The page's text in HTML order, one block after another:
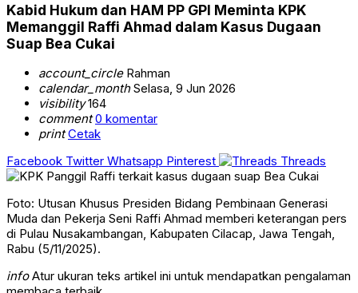
Kabid Hukum dan HAM PP GPI Meminta KPK
Memanggil Raffi Ahmad dalam Kasus Dugaan
Suap Bea Cukai
account_circleRahman
calendar_monthSelasa, 9 Jun 2026
visibility164
comment 0 komentar
print Cetak
Facebook Twitter Whatsapp Pinterest Threads
Foto: Utusan Khusus Presiden Bidang Pembinaan Generasi
Muda dan Pekerja Seni Raffi Ahmad memberi keterangan pers
di Pulau Nusakambangan, Kabupaten Cilacap, Jawa Tengah,
Rabu (5/11/2025).
infoAtur ukuran teks artikel ini untuk mendapatkan pengalaman